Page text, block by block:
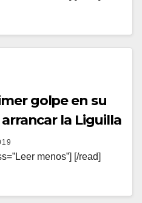
golpe en su
la Liguilla
menos”] [/read]